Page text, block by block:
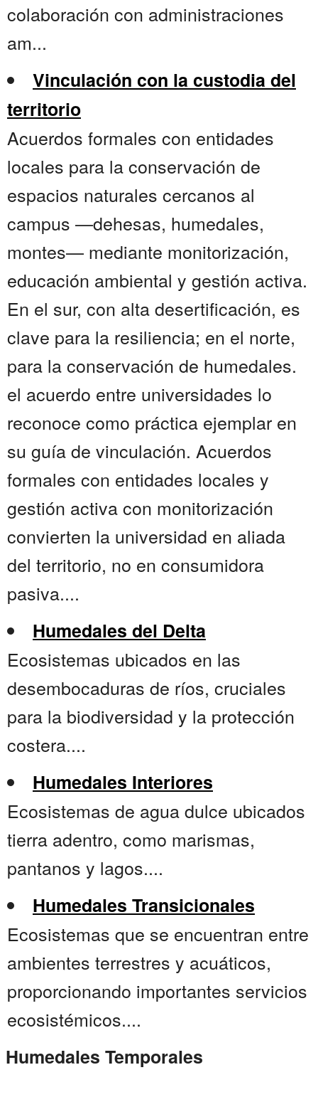
colaboración con administraciones
am...
Vinculación con la custodia del
territorio
Acuerdos formales con entidades
locales para la conservación de
espacios naturales cercanos al
campus —dehesas, humedales,
montes— mediante monitorización,
educación ambiental y gestión activa.
En el sur, con alta desertificación, es
clave para la resiliencia; en el norte,
para la conservación de humedales.
el acuerdo entre universidades lo
reconoce como práctica ejemplar en
su guía de vinculación. Acuerdos
formales con entidades locales y
gestión activa con monitorización
convierten la universidad en aliada
del territorio, no en consumidora
pasiva....
Humedales del Delta
Ecosistemas ubicados en las
desembocaduras de ríos, cruciales
para la biodiversidad y la protección
costera....
Humedales Interiores
Ecosistemas de agua dulce ubicados
tierra adentro, como marismas,
pantanos y lagos....
Humedales Transicionales
Ecosistemas que se encuentran entre
ambientes terrestres y acuáticos,
proporcionando importantes servicios
ecosistémicos....
Humedales Temporales